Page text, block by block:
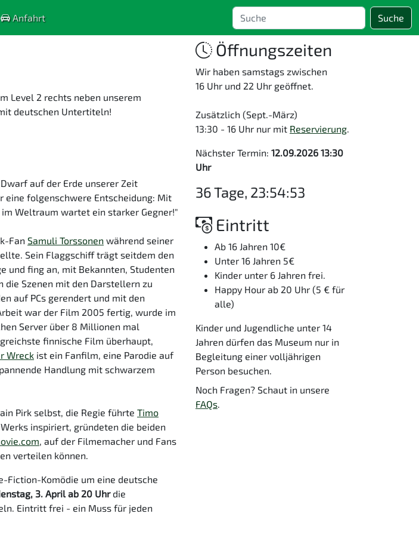
Anfahrt Suche
Level 2 rechts neben unserem
deutschen Untertiteln!
auf der Erde unserer Zeit
folgenschwere Entscheidung: Mit
Weltraum wartet ein starker Gegner!"
Fan Samuli Torssonen während seiner
Sein Flaggschiff trägt seitdem den
und fing an, mit Bekannten, Studenten
die Szenen mit den Darstellern zu
auf PCs gerendert und mit den
war der Film 2005 fertig, wurde im
Server über 8 Millionen mal
finnische Film überhaupt,
Wreck ist ein Fanfilm, eine Parodie auf
Handlung mit schwarzem
Pirk selbst, die Regie führte Timo
inspiriert, gründeten die beiden
, auf der Filmemacher und Fans
verteilen können.
Fiction-Komödie um eine deutsche
3. April ab 20 Uhrdie
Eintritt frei - ein Muss für jeden
Öffnungszeiten
Wir haben samstags zwischen
16 Uhr und 22 Uhr geöffnet.
Zusätzlich (Sept.-März)
13:30 - 16 Uhr nur mit Reservierung.
Nächster Termin: 12.09.2026 13:30
Uhr
36 Tage, 23:54:53
Eintritt
Ab 16 Jahren 10€
Unter 16 Jahren 5€
Kinder unter 6 Jahren frei.
Happy Hour ab 20 Uhr (5 € für
alle)
Kinder und Jugendliche unter 14
Jahren dürfen das Museum nur in
Begleitung einer volljährigen
Person besuchen.
Noch Fragen? Schaut in unsere
FAQs.